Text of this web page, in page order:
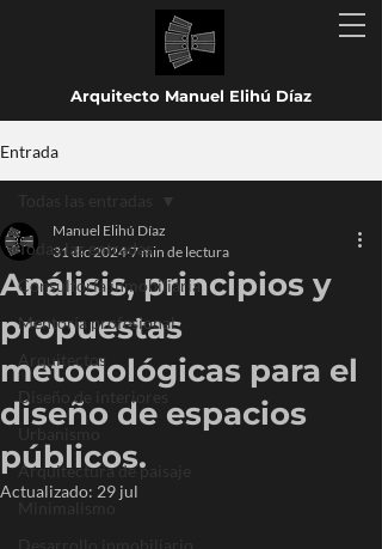
Arquitecto Manuel Elihú Díaz
Entrada
Todas las entradas
Consultoría inmobiliaria
Mentoría profesional
Arquitectos
Diseño de interiores
Arquitectura de paisaje
Análisis, principios y
propuestas
metodológicas para el
diseño de espacios
públicos.
Manuel Elihú Díaz
31 dic 2024 7 min de lectura
Actualizado: 29 jul